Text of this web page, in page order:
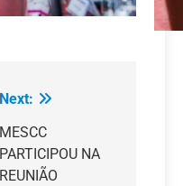
Next:
MESCC
PARTICIPOU NA
REUNIÃO